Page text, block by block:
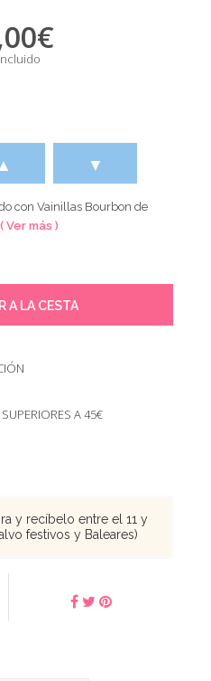
€
▲ ▼
con Vainillas Bourbon de
( Ver más )
A LA CESTA
A 45€
y recíbelo entre el 11 y
festivos y Baleares)